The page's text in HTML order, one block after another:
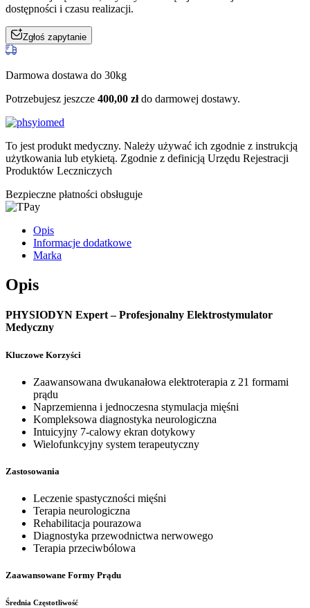
dostępności i czasu realizacji.
Zgłoś zapytanie
Darmowa dostawa do 30kg
Potrzebujesz jeszcze 400,00 złdo darmowej dostawy.
To jest produkt medyczny. Należy używać ich zgodnie z instrukcją
użytkowania lub etykietą. Zgodnie z definicją Urzędu Rejestracji
Produktów Leczniczych
Bezpieczne płatności obsługuje
Opis
Informacje dodatkowe
Marka
Opis
PHYSIODYN Expert – Profesjonalny Elektrostymulator
Medyczny
Kluczowe Korzyści
Zaawansowana dwukanałowa elektroterapia z 21 formami
prądu
Naprzemienna i jednoczesna stymulacja mięśni
Kompleksowa diagnostyka neurologiczna
Intuicyjny 7-calowy ekran dotykowy
Wielofunkcyjny system terapeutyczny
Zastosowania
Leczenie spastyczności mięśni
Terapia neurologiczna
Rehabilitacja pourazowa
Diagnostyka przewodnictwa nerwowego
Terapia przeciwbólowa
Zaawansowane Formy Prądu
Średnia Częstotliwość